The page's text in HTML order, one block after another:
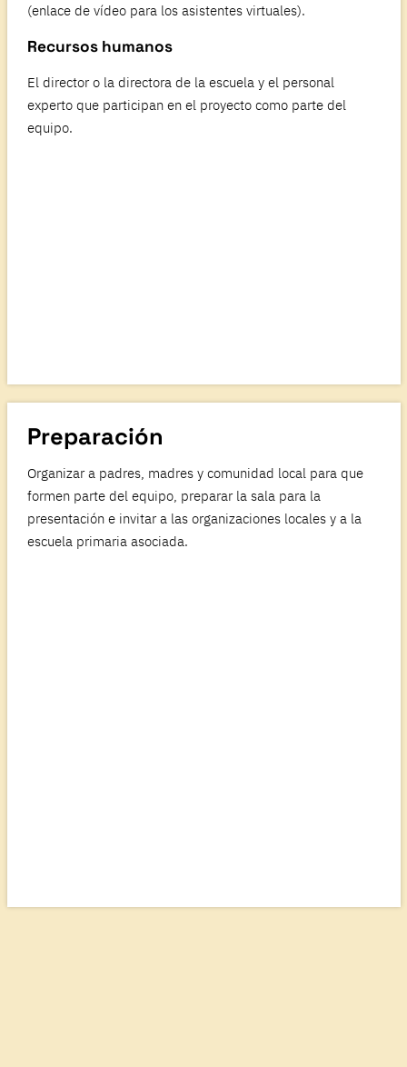
(enlace de vídeo para los asistentes virtuales).
Recursos humanos
El director o la directora de la escuela y el personal
experto que participan en el proyecto como parte del
equipo.
Preparación
Organizar a padres, madres y comunidad local para que
formen parte del equipo, preparar la sala para la
presentación e invitar a las organizaciones locales y a la
escuela primaria asociada.